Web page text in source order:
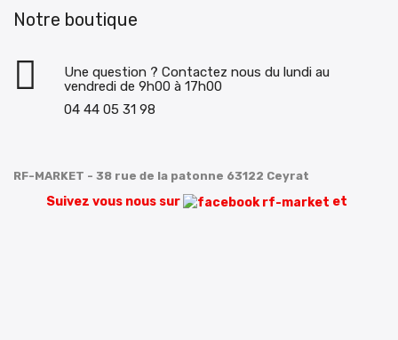
Notre boutique
Une question ? Contactez nous du lundi au
vendredi de 9h00 à 17h00
04 44 05 31 98
RF-MARKET - 38 rue de la patonne 63122 Ceyrat
Suivez vous nous sur et